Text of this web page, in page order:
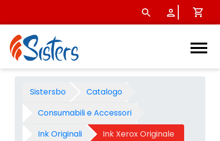
Ink Xerox Originale -
Sistersbo
Catalogo
Consumabili e Accessori
Ink Originali
Ink Xerox Originale